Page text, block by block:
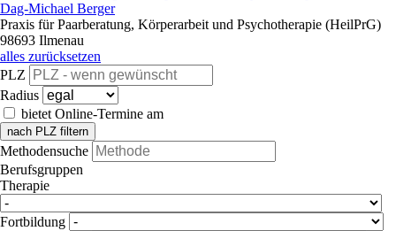
Dag-Michael Berger
Praxis für Paarberatung, Körperarbeit und Psychotherapie (HeilPrG)
98693 Ilmenau
alles zurücksetzen
PLZ
Radius
bietet Online-Termine am
nach PLZ filtern
Methodensuche
Berufsgruppen
Therapie
Fortbildung